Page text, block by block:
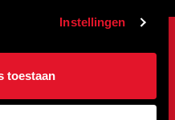
Instellingen
toestaan
WEDSTRIJDEN
Programma
Uitslagen